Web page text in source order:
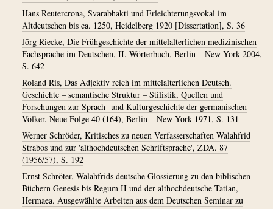
Hans Reutercrona, Svarabhakti und Erleichterungsvokal im
Altdeutschen bis ca. 1250, Heidelberg 1920 [Dissertation], S. 36
Jörg Riecke, Die Frühgeschichte der mittelalterlichen medizinischen
Fachsprache im Deutschen, II. Wörterbuch, Berlin – New York 2004,
S. 642
Roland Ris, Das Adjektiv reich im mittelalterlichen Deutsch.
Geschichte – semantische Struktur – Stilistik, Quellen und
Forschungen zur Sprach- und Kulturgeschichte der germanischen
Völker. Neue Folge 40 (164), Berlin – New York 1971, S. 131
Werner Schröder, Kritisches zu neuen Verfasserschaften Walahfrid
Strabos und zur 'althochdeutschen Schriftsprache', ZDA. 87
(1956/57), S. 192
Ernst Schröter, Walahfrids deutsche Glossierung zu den biblischen
Büchern Genesis bis Regum II und der althochdeutsche Tatian,
Hermaea. Ausgewählte Arbeiten aus dem Deutschen Seminar zu